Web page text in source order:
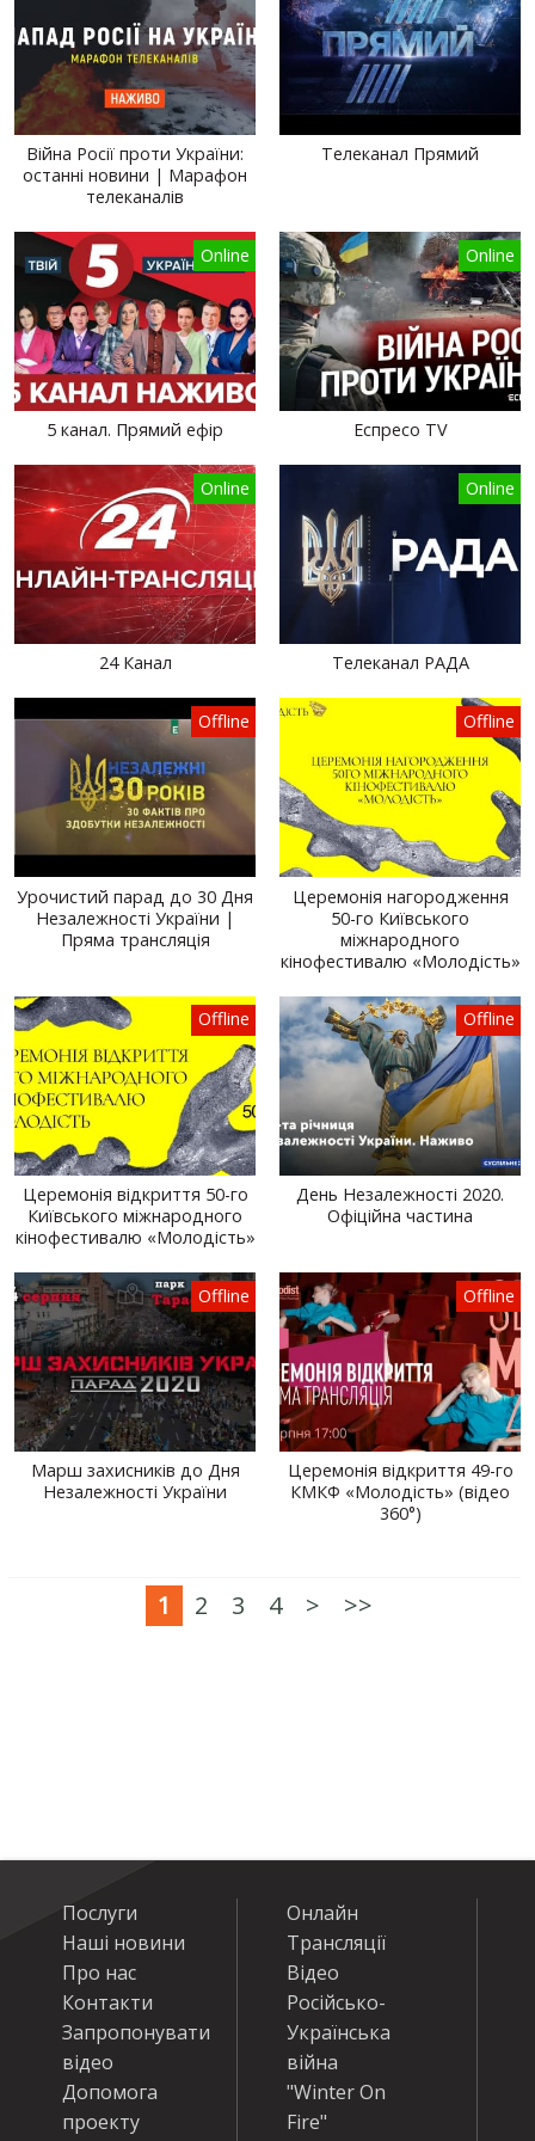
Війна Росії проти України:
останні новини | Марафон
телеканалів
Телеканал Прямий
Online
5 канал. Прямий ефір
Online
Еспресо TV
Online
24 Канал
Online
Телеканал РАДА
Offline
Урочистий парад до 30 Дня
Незалежності України |
Пряма трансляція
Offline
Церемонія нагородження
50-го Київського
міжнародного
кінофестивалю «Молодість»
Offline
Церемонія відкриття 50-го
Київського міжнародного
кінофестивалю «Молодість»
Offline
День Незалежності 2020.
Офіційна частина
Offline
Марш захисників до Дня
Незалежності України
Offline
Церемонія відкриття 49-го
КМКФ «Молодість» (відео
360°)
1 2 3 4 > >>
Послуги
Наші новини
Про нас
Контакти
Запропонувати
відео
Допомога
проекту
Онлайн
Трансляції
Відео
Російсько-
Українська
війна
"Winter On
Fire"